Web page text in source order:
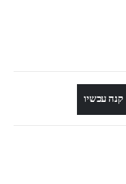
קנה עכשיו